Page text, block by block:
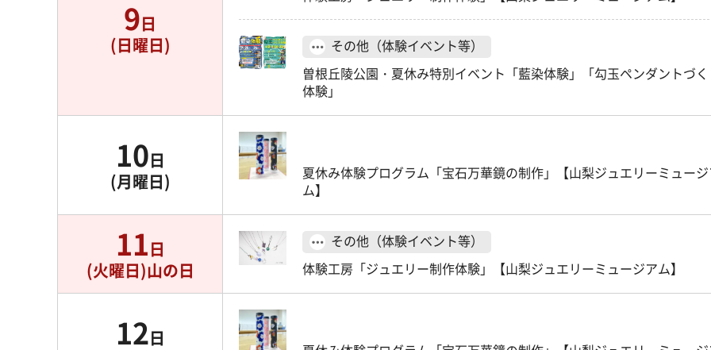
9日
(日曜日)
その他（体験イベント等）
曽根丘陵公園・夏休み特別イベント「藍染体験」「勾玉ペンダントづ
体験」
10日
(月曜日)
夏休み体験プログラム「宝石万華鏡の制作」【山梨ジュエリーミュー
ム】
11日
(火曜日)山の日
その他（体験イベント等）
体験工房「ジュエリー制作体験」【山梨ジュエリーミュージアム】
12日